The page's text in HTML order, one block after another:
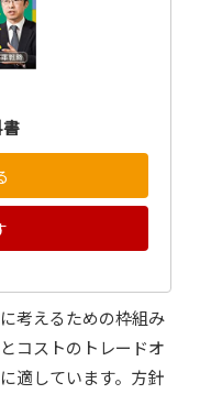
考えるための枠組み
コストのトレードオ
適しています。方針